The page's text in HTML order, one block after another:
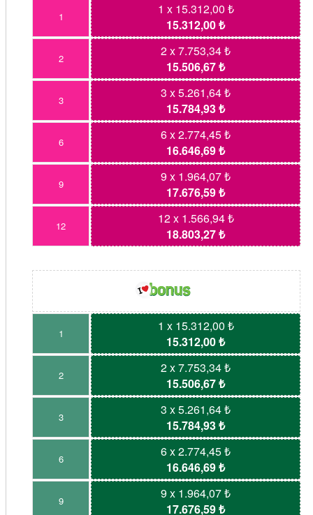
1
1 x 15.312,00 ₺
15.312,00 ₺
2
2 x 7.753,34 ₺
15.506,67 ₺
3
3 x 5.261,64 ₺
15.784,93 ₺
6
6 x 2.774,45 ₺
16.646,69 ₺
9
9 x 1.964,07 ₺
17.676,59 ₺
12
12 x 1.566,94 ₺
18.803,27 ₺
1
1 x 15.312,00 ₺
15.312,00 ₺
2
2 x 7.753,34 ₺
15.506,67 ₺
3
3 x 5.261,64 ₺
15.784,93 ₺
6
6 x 2.774,45 ₺
16.646,69 ₺
9
9 x 1.964,07 ₺
17.676,59 ₺